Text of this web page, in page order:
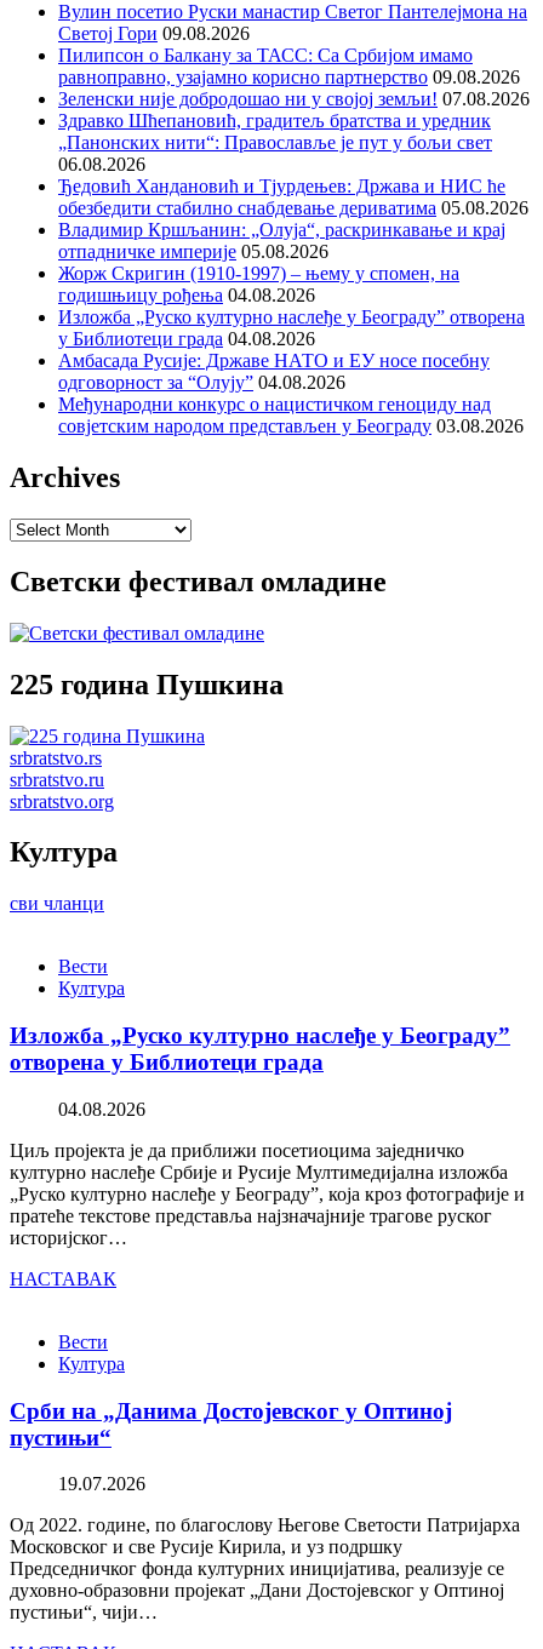
Вулин посетио Руски манастир Светог Пантелејмона на
Светој Гори 09.08.2026
Пилипсон о Балкану за ТАСС: Са Србијом имамо
равноправно, узајамно корисно партнерство 09.08.2026
Зеленски није добродошао ни у својој земљи! 07.08.2026
Здравко Шћепановић, градитељ братства и уредник
„Панонских нити“: Православље је пут у бољи свет
06.08.2026
Ђедовић Хандановић и Тјурдењев: Држава и НИС ће
обезбедити стабилно снабдевање дериватима 05.08.2026
Владимир Кршљанин: „Олуја“, раскринкавање и крај
отпадничке империје 05.08.2026
Жорж Скригин (1910-1997) – њему у спомен, на
годишњицу рођења 04.08.2026
Изложба „Руско културно наслеђе у Београду” отворена
у Библиотеци града 04.08.2026
Амбасада Русије: Државе НАТО и ЕУ носе посебну
одговорност за “Олују” 04.08.2026
Међународни конкурс о нацистичком геноциду над
совјетским народом представљен у Београду 03.08.2026
Archives
Archives
Светски фестивал омладине
225 година Пушкина
srbratstvo.rs
srbratstvo.ru
srbratstvo.org
Култура
сви чланци
Вести
Култура
Изложба „Руско културно наслеђе у Београду”
отворена у Библиотеци града
04.08.2026
Циљ пројекта је да приближи посетиоцима заједничко
културно наслеђе Србије и Русије Мултимедијална изложба
„Руско културно наслеђе у Београду”, која кроз фотографије и
пратеће текстове представља најзначајније трагове руског
историјског…
НАСТАВАК
Вести
Култура
Срби на „Данима Достојевског у Оптиној
пустињи“
19.07.2026
Од 2022. године, по благослову Његове Светости Патријарха
Московског и све Русије Кирила, и уз подршку
Председничког фонда културних иницијатива, реализује се
духовно-образовни пројекат „Дани Достојевског у Оптиној
пустињи“, чији…